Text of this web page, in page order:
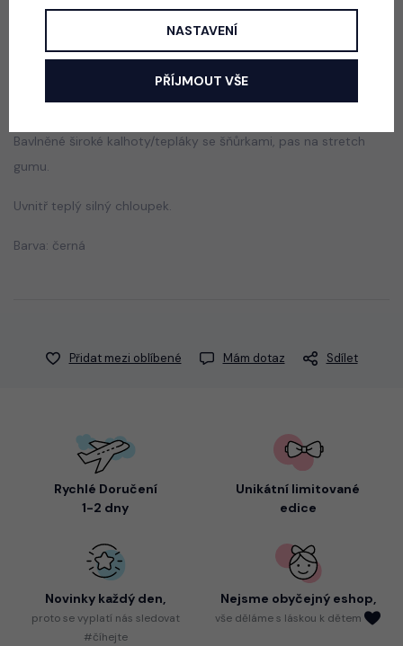
Jak vybrat správnou velikost?
Bavlněné široké kalhoty/tepláky se šňůrkami, pas na stretch
gumu.
Uvnitř teplý silný chloupek.
Barva: černá
Přidat mezi oblíbené Mám dotaz Sdílet
Rychlé Doručení
1-2 dny
Unikátní limitované
edice
Novinky každý den,
protose vyplatí nás sledovat
#číhejte
Nejsme obyčejný eshop,
vše děláme s láskou k dětem
NASTAVENÍ
PŘÍJMOUT VŠE